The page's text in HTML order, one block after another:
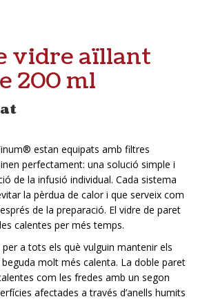
vidre aïllant
200 ml
estan equipats amb filtres
perfectament: una solució simple i
de la infusió individual. Cada sistema
la pèrdua de calor i que serveix com
de la preparació. El vidre de paret
calentes per més temps.
a tots els què vulguin mantenir els
molt més calenta. La doble paret
com les fredes amb un segon
afectades a través d’anells humits